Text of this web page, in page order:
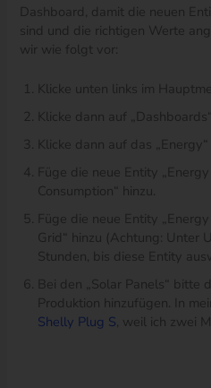
Dashboard, damit die neuen
sind und die richtigen Werte
wir wie folgt vor:
Klicke unten links im
Klicke dann auf
Klicke dann auf das
Füge die neue Entity
Consumption“ hinzu.
Füge die neue Entity
Grid“ hinzu (Achtung: Unter
Stunden, bis diese Entity
Bei den „Solar Panels“ bitte
Produktion hinzufügen. In
Shelly Plug S, weil ich zwei